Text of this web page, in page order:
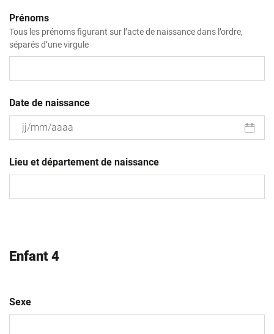
Prénoms
Tous les prénoms figurant sur l’acte de naissance dans l’ordre,
séparés d’une virgule
Date de naissance
slash
MM
Lieu et département de naissance
Enfant 4
Sexe